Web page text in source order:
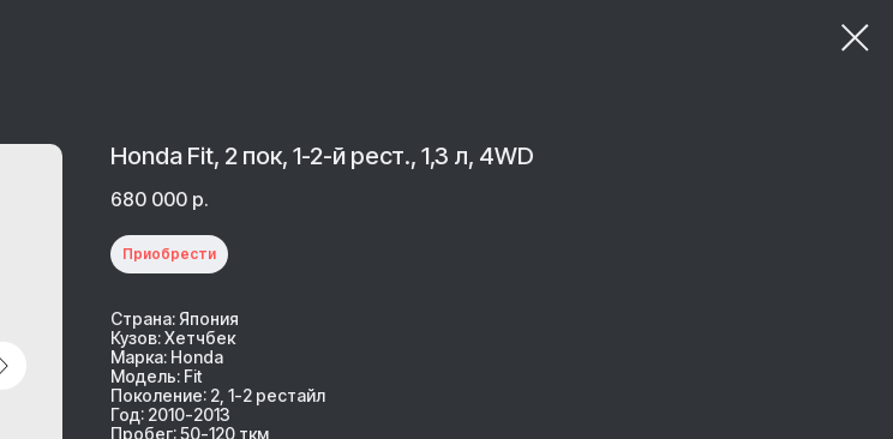
Honda Fit, 2 пок, 1-2-й рест., 1,3 л, 4WD
680 000 р.
Приобрести
Страна: Япония
Кузов: Хетчбек
Марка: Honda
Модель: Fit
Поколение: 2, 1-2 рестайл
Год: 2010-2013
Пробег: 50-120 ткм